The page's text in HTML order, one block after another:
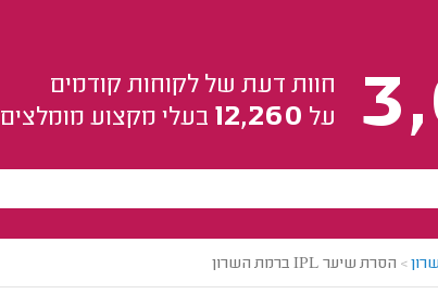
חוות דעת של לקוחות קודמים
על 12,260 בעלי מקצוע מומלצים
> הסרת שיער IPL ברמת השרון